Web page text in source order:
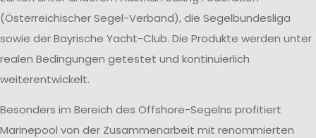
(Österreichischer Segel-Verband), die Segelbundesliga
sowie der Bayrische Yacht-Club. Die Produkte werden unter
realen Bedingungen getestet und kontinuierlich
weiterentwickelt.
Besonders im Bereich des Offshore-Segelns profitiert
Marinepool von der Zusammenarbeit mit renommierten